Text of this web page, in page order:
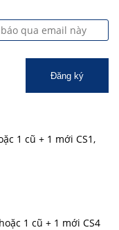
Đăng ký
1 cũ + 1 mới CS1,
1 cũ + 1 mới CS4